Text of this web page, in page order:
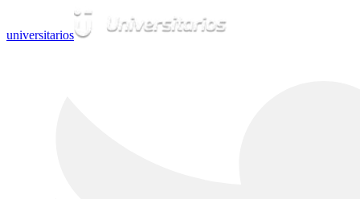
universitarios